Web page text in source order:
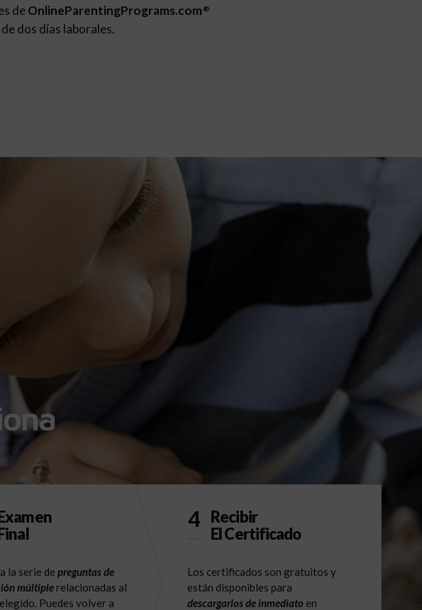
deOnlineParentingPrograms.com ®
dos días laborales.
la serie de preguntas de
múltiple relacionadas al
Puedes volver a
4
Recibir
El Certificado
Los certificados son gratuitos y
están disponibles para
descargarlos de inmediato en